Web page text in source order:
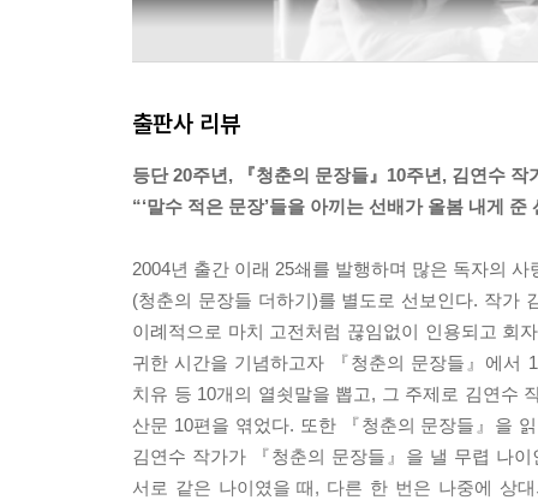
자친구를 만나던 그해를, 또 다른 소설은 그 남자
의 책을 계속 출간하려면 소설이 좋아야만 하니까
-112쪽에서
있는 건 행복했던 시절의 우리들뿐이라는 걸 이제
-147~148쪽에서
하지만 저는 그런 집합적인 미래는 없다고 생각
책을 다 살 수 있는 사람이에요. (…) 지금 당장 저
다 필요한 돈을 모으려고 애를 쓰겠어요?
-152~153쪽에서
출판사 리뷰
등단 20주년, 『청춘의 문장들』10주년, 김연수 작
“‘말수 적은 문장’들을 아끼는 선배가 올봄 내게
2004년 출간 이래 25쇄를 발행하며 많은 독자의
(청춘의 문장들 더하기)를 별도로 선보인다. 작가
이례적으로 마치 고전처럼 끊임없이 인용되고 회
귀한 시간을 기념하고자 『청춘의 문장들』에서
치유 등 10개의 열쇳말을 뽑고, 그 주제로 김연수
산문 10편을 엮었다. 또한 『청춘의 문장들』을
김연수 작가가 『청춘의 문장들』을 낼 무렵 나
서로 같은 나이였을 때, 다른 한 번은 나중에 상